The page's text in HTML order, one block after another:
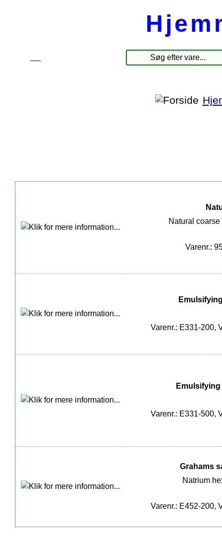
Natural
Varenr.:
Varenr.: E331-200,
Emulsifying
Varenr.: E331-500,
Grahams
Natrium
Varenr.: E452-200,